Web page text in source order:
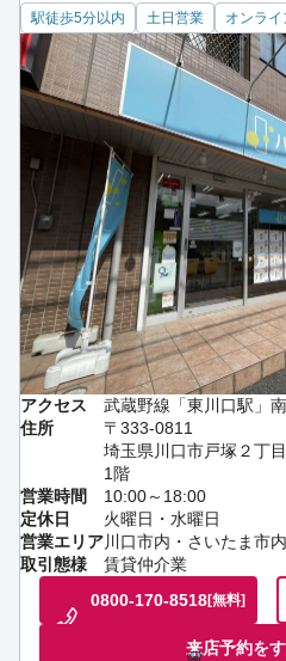
駅徒歩5分以内 土日営業 オンラ
アクセス
武蔵野線「東川口駅」
住所
〒333-0811
埼玉県川口市戸塚２丁
1階
営業時間
10:00～18:00
定休日
火曜日・水曜日
営業エリア川口市内・さいたま市
取引態様
賃貸仲介業
0800-170-8518[無料]
来店予約を